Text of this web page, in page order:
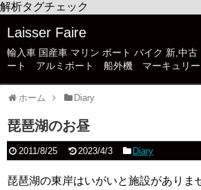
解析タグチェック
Laisser Faire
輸入車 国産車 マリン ボート バイク 新,中
ート アルミボート 船外機 マーキュリー
ホーム Diary
琵琶湖のお昼
2011/8/25 2023/4/3 Diary
琵琶湖の東岸はいがいと施設がありま